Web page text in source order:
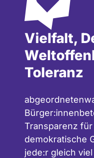
Vielfalt,
Toleranz
Transparenz
demokratische
jede:r gleich